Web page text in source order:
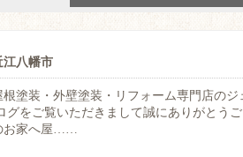
八幡市
塗装・外壁塗装・リフォーム専門店のジ
グをご覧いただきまして誠にありがとう
お家へ屋……